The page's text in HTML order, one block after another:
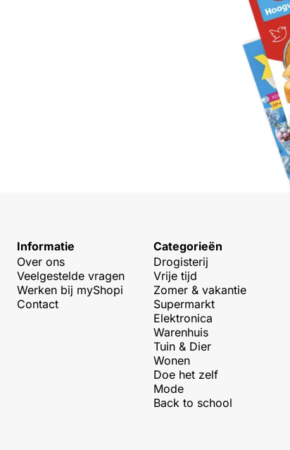
Informatie
Over ons
Veelgestelde vragen
Werken bij myShopi
Contact
Categorieën
Drogisterij
Vrije tijd
Zomer & vakantie
Supermarkt
Elektronica
Warenhuis
Tuin & Dier
Wonen
Doe het zelf
Mode
Back to school